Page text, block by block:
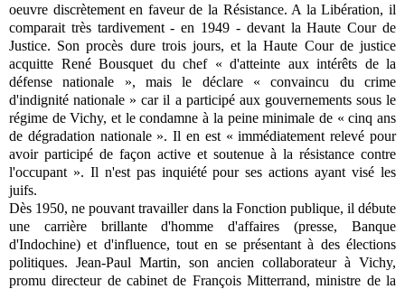
oeuvre discrètement en faveur de la Résistance. A la Libération, il
comparait très tardivement - en 1949 - devant la Haute Cour de
Justice. Son procès dure trois jours, et la Haute Cour de justice
acquitte René Bousquet du chef « d'atteinte aux intérêts de la
défense nationale », mais le déclare « convaincu du crime
d'indignité nationale » car il a participé aux gouvernements sous le
régime de Vichy, et le condamne à la peine minimale de « cinq ans
de dégradation nationale ». Il en est « immédiatement relevé pour
avoir participé de façon active et soutenue à la résistance contre
l'occupant ». Il n'est pas inquiété pour ses actions ayant visé les
juifs.
Dès 1950, ne pouvant travailler dans la Fonction publique, il débute
une carrière brillante d'homme d'affaires (presse, Banque
d'Indochine) et d'influence, tout en se présentant à des élections
politiques. Jean-Paul Martin, son ancien collaborateur à Vichy,
promu directeur de cabinet de François Mitterrand, ministre de la